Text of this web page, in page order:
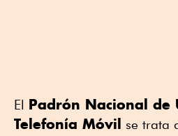
El Padrón Nacional de
Telefonía Móvil se trata